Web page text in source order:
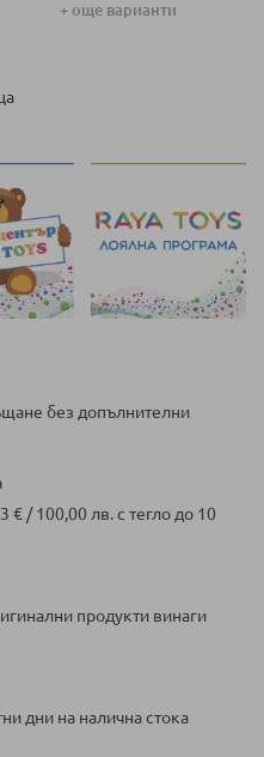
+ още варианти
без допълнителни
€ / 100,00 лв. с тегло до 10
продукти винаги
дни на налична стока